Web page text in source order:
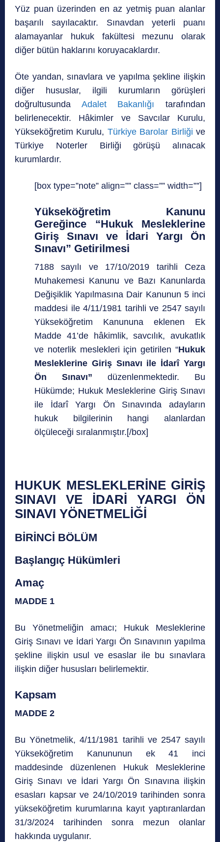
Yüz puan üzerinden en az yetmiş puan alanlar
başarılı sayılacaktır. Sınavdan yeterli puanı
alamayanlar hukuk fakültesi mezunu olarak
diğer bütün haklarını koruyacaklardır.
Öte yandan, sınavlara ve yapılma şekline ilişkin
diğer hususlar, ilgili kurumların görüşleri
doğrultusunda Adalet Bakanlığı tarafından
belirlenecektir. Hâkimler ve Savcılar Kurulu,
Yükseköğretim Kurulu, Türkiye Barolar Birliği ve
Türkiye Noterler Birliği görüşü alınacak
kurumlardır.
[box type=”note” align=”” class=”” width=””]
Yükseköğretim Kanunu
Gereğince “Hukuk Mesleklerine
Giriş Sınavı ve İdari Yargı Ön
Sınavı” Getirilmesi
7188 sayılı ve 17/10/2019 tarihli Ceza
Muhakemesi Kanunu ve Bazı Kanunlarda
Değişiklik Yapılmasına Dair Kanunun 5 inci
maddesi ile 4/11/1981 tarihli ve 2547 sayılı
Yükseköğretim Kanununa eklenen Ek
Madde 41’de hâkimlik, savcılık, avukatlık
ve noterlik meslekleri için getirilen “Hukuk
Mesleklerine Giriş Sınavı ile İdarî Yargı
Ön Sınavı” düzenlenmektedir. Bu
Hükümde; Hukuk Mesleklerine Giriş Sınavı
ile İdarî Yargı Ön Sınavında adayların
hukuk bilgilerinin hangi alanlardan
ölçüleceği sıralanmıştır.[/box]
HUKUK MESLEKLERİNE GİRİŞ
SINAVI VE İDARİ YARGI ÖN
SINAVI YÖNETMELİĞİ
BİRİNCİ BÖLÜM
Başlangıç Hükümleri
Amaç
MADDE 1
Bu Yönetmeliğin amacı; Hukuk Mesleklerine
Giriş Sınavı ve İdari Yargı Ön Sınavının yapılma
şekline ilişkin usul ve esaslar ile bu sınavlara
ilişkin diğer hususları belirlemektir.
Kapsam
MADDE 2
Bu Yönetmelik,4/11/1981 tarihli ve 2547 sayılı
Yükseköğretim Kanununun ek 41 inci
maddesinde düzenlenen Hukuk Mesleklerine
Giriş Sınavı ve İdari Yargı Ön Sınavına ilişkin
esasları kapsar ve 24/10/2019 tarihinden sonra
yükseköğretim kurumlarına kayıt yaptıranlardan
31/3/2024 tarihinden sonra mezun olanlar
hakkında uygulanır.